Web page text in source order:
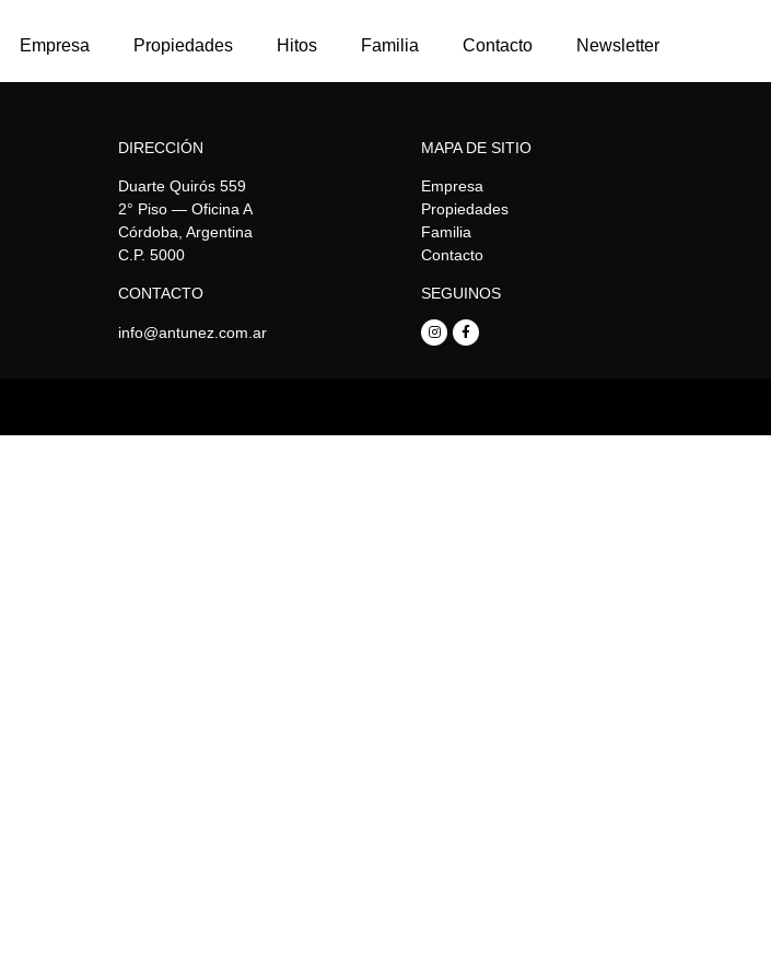
Empresa Propiedades Hitos Familia Contacto Newsletter
DIRECCIÓN
Duarte Quirós 559
2° Piso — Oficina A
Córdoba, Argentina
C.P. 5000
CONTACTO
info@antunez.com.ar
MAPA DE SITIO
Empresa
Propiedades
Familia
Contacto
SEGUINOS